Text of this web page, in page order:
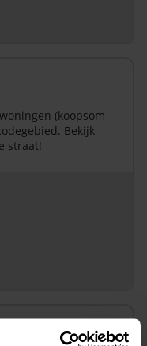
(koopsom
Bekijk
straat!
jaar gratis